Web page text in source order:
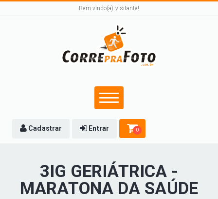
Bem vindo(a) visitante!
Cadastrar Entrar 0
3IG GERIÁTRICA -
MARATONA DA SAÚDE